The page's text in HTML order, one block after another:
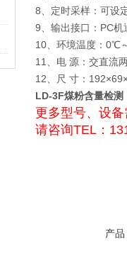
8、定时采样：可设
9、输出接口：PC
10、环境温度：0℃
11、电 源：交直流
12、尺 寸：
LD-3F煤粉含量检
更多型号、设
请咨询TEL：
产品